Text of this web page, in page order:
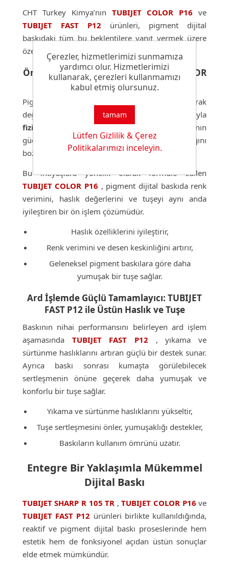
CHT Turkey Kimya’nın TUBIJET COLOR P16ve
TUBIJET FAST P12 ürünleri, pigment dijital
baskıdaki tüm bu beklentilere yanıt vermek üzere
özel olarak geliştirilmiştir.
Ön İşlemde Mükemmellik: TUBIJET COLOR
P16 ile Renk Verimi ve Yumuşak Tuşe
Pigment baskıda boyalar, liflere kimyasal olarak
değil; katyonik içerikli kimyasallar yardımıyla
fiziksel olarak
tutunur. Bu nedenle tutunmanın
güçlü, kalıcı ve kumaşın doğal yumuşaklığını
bozmayan bir yapıda olması gerekir.
Bu ihtiyaçlara yönelik olarak formüle edilen
TUBIJET COLOR P16 , pigment dijital baskıda renk
verimini, haslık değerlerini ve tuşeyi aynı anda
iyileştiren bir ön işlem çözümüdür.
Haslık özelliklerini iyileştirir,
Renk verimini ve desen keskinliğini artırır,
Geleneksel pigment baskılara göre daha
yumuşak bir tuşe sağlar.
Ard İşlemde Güçlü Tamamlayıcı: TUBIJET
FAST P12 ile Üstün Haslık ve Tuşe
Baskının nihai performansını belirleyen ard işlem
aşamasında TUBIJET FAST P12 , yıkama ve
sürtünme haslıklarını artıran güçlü bir destek sunar.
Ayrıca baskı sonrası kumaşta görülebilecek
sertleşmenin önüne geçerek daha yumuşak ve
konforlu bir tuşe sağlar.
Yıkama ve sürtünme haslıklarını yükseltir,
Tuşe sertleşmesini önler, yumuşaklığı destekler,
Baskıların kullanım ömrünü uzatır.
Entegre Bir Yaklaşımla Mükemmel
Dijital Baskı
TUBIJET SHARP R 105 TR ,TUBIJET COLOR P16ve
TUBIJET FAST P12 ürünleri birlikte kullanıldığında,
reaktif ve pigment dijital baskı proseslerinde hem
estetik hem de fonksiyonel açıdan üstün sonuçlar
elde etmek mümkündür.
Çerezler, hizmetlerimizi sunmamıza
yardımcı olur. Hizmetlerimizi
kullanarak, çerezleri kullanmamızı
kabul etmiş olursunuz.
tamam
Lütfen Gizlilik & Çerez
Politikalarımızı inceleyin.